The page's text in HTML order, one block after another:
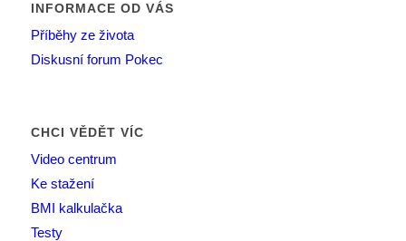
INFORMACE OD VÁS
Příběhy ze života
Diskusní forum Pokec
CHCI VĚDĚT VÍC
Video centrum
Ke stažení
BMI kalkulačka
Testy